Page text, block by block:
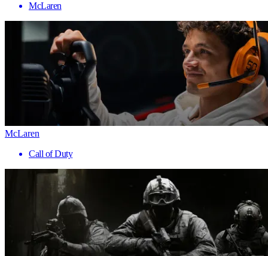
McLaren
McLaren
Call of Duty